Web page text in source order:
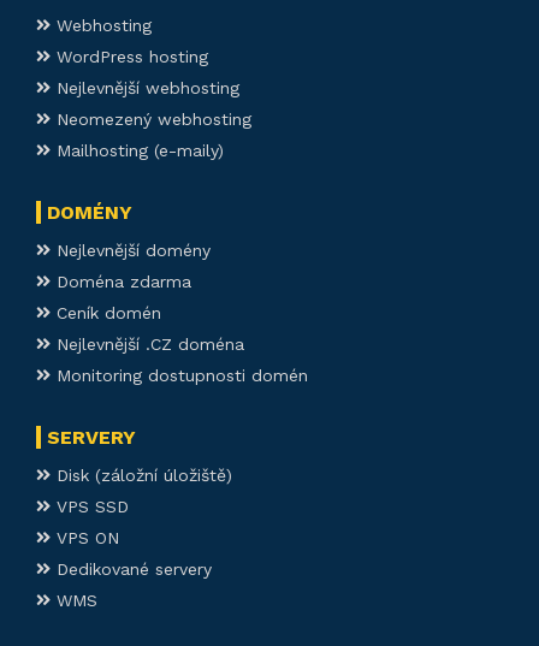
Webhosting
WordPress hosting
Nejlevnější webhosting
Neomezený webhosting
Mailhosting (e-maily)
DOMÉNY
Nejlevnější domény
Doména zdarma
Ceník domén
Nejlevnější .CZ doména
Monitoring dostupnosti domén
SERVERY
Disk (záložní úložiště)
VPS SSD
VPS ON
Dedikované servery
WMS